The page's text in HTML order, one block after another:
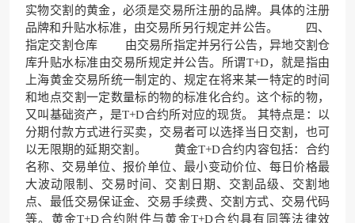
实物交割的黄金，必须是交易所注册的品牌。具体的注册
品牌和升贴水标准，由交易所另行规定并公告。 四、
指定交割仓库 由交易所指定并另行公告，异地交割仓
库升贴水标准由交易所规定并公告。所谓T+D，就是指由
上海黄金交易所统一制定的、规定在将来某一特定的时间
和地点交割一定数量标的物的标准化合约。这个标的物，
又叫基础资产，是T+D合约所对应的现货。 其特点是：以
分期付款方式进行买卖，交易者可以选择当日交割，也可
以无限期的延期交割。 黄金T+D合约内容包括：合约
名称、交易单位、报价单位、最小变动价位、每日价格最
大波动限制、交易时间、交割日期、交割品级、交割地
点、最低交易保证金、交易手续费、交割方式、交易代码
等。黄金T+D合约附件与黄金T+D合约具有同等法律效